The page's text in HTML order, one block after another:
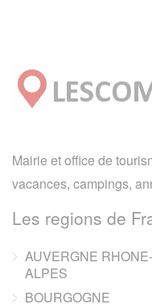
Mairie et office de
vacances, campings,
Les regions de
AUVERGNE RHONE-
ALPES
BOURGOGNE